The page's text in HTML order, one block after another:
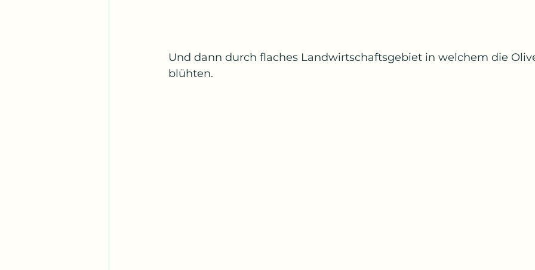
Und dann durch flaches Landwirtschaftsgebiet in welchem die
blühten.